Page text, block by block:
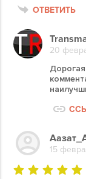
ОТВЕТИТЬ
20
15